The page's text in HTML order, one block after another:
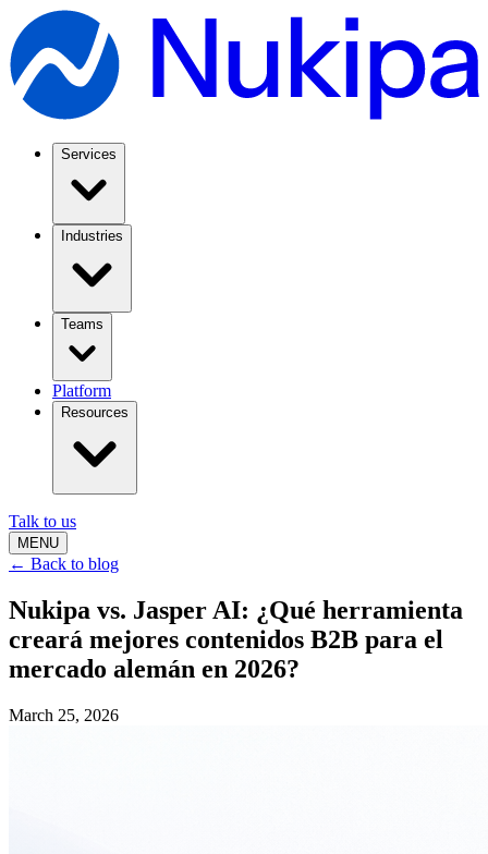
Services
Industries
Teams
Platform
Resources
Talk to us
MENU
← Back to blog
Nukipa vs. Jasper AI: ¿Qué herramienta
creará mejores contenidos B2B para el
mercado alemán en 2026?
March 25, 2026